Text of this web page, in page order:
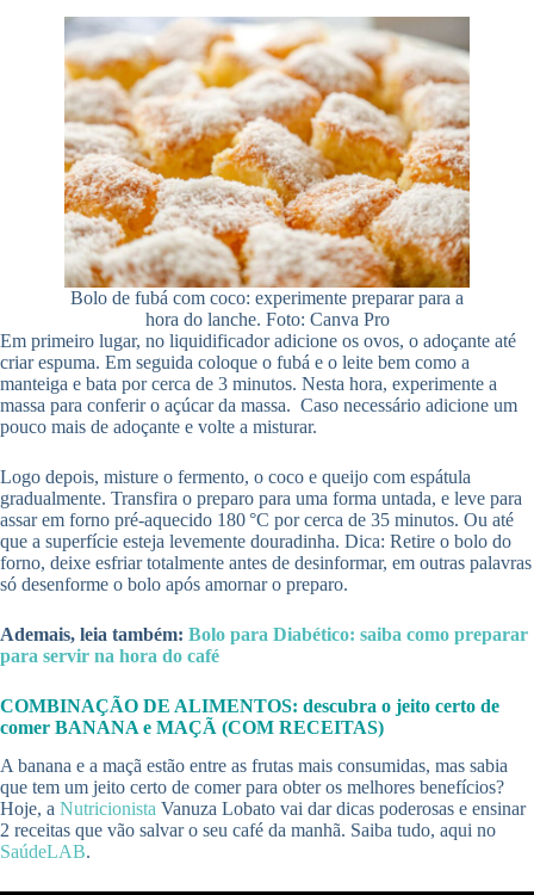
Bolo de fubá com coco: experimente preparar para a
hora do lanche. Foto: Canva Pro
Em primeiro lugar, no liquidificador adicione os ovos, o adoçante até
criar espuma. Em seguida coloque o fubá e o leite bem como a
manteiga e bata por cerca de 3 minutos. Nesta hora, experimente a
massa para conferir o açúcar da massa. Caso necessário adicione um
pouco mais de adoçante e volte a misturar.
Logo depois, misture o fermento, o coco e queijo com espátula
gradualmente. Transfira o preparo para uma forma untada, e leve para
assar em forno pré-aquecido 180 °C por cerca de 35 minutos. Ou até
que a superfície esteja levemente douradinha. Dica: Retire o bolo do
forno, deixe esfriar totalmente antes de desinformar, em outras palavras
só desenforme o bolo após amornar o preparo.
Ademais, leia também: Bolo para Diabético: saiba como preparar
para servir na hora do café
COMBINAÇÃO DE ALIMENTOS: descubra o jeito certo de
comer BANANA e MAÇÃ (COM RECEITAS)
A banana e a maçã estão entre as frutas mais consumidas, mas sabia
que tem um jeito certo de comer para obter os melhores benefícios?
Hoje, a Nutricionista Vanuza Lobato vai dar dicas poderosas e ensinar
2 receitas que vão salvar o seu café da manhã. Saiba tudo, aqui no
SaúdeLAB.